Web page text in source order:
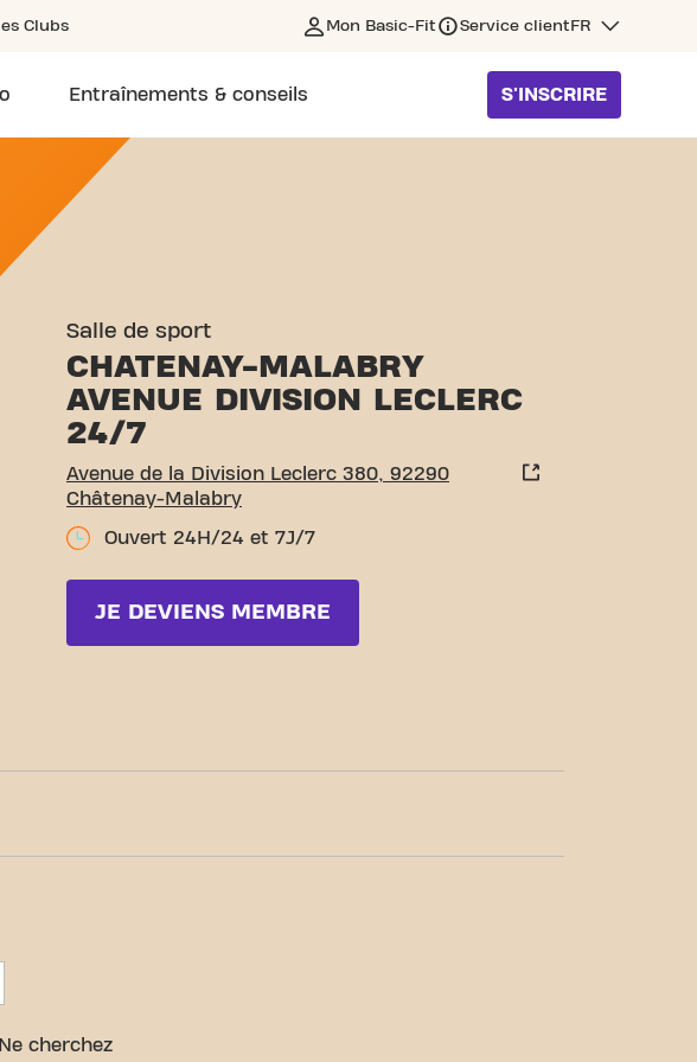
Clubs Mon Basic-Fit Service client FR
Entraînements & conseils S'INSCRIRE
LECLERC 380 CHÂTENAY-
Salle de sport
CHATENAY-MALABRY
AVENUE DIVISION LECLERC
24/7
Avenue de la Division Leclerc 380, 92290
Châtenay-Malabry
Ouvert 24H/24 et 7J/7
JE DEVIENS MEMBRE
cherchez